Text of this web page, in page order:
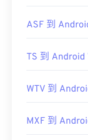
ASF 到
TS 到 Android
WTV 到
MXF 到